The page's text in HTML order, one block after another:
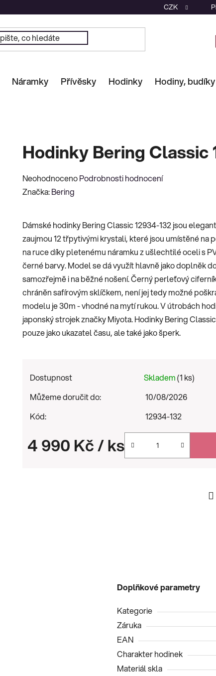
CZK
Náramky Přívěsky Hodinky Hodiny, budíky
Hodinky Bering Classic
Průměrné
hodnocení
0,0
z
5
hvězdiček.
NeohodnocenoPodrobnosti hodnocení
Značka:Bering
Dámské hodinky Bering Classic 12934-132 jsou
zaujmou 12 třpytivými krystali, které jsou umístěné na
na ruce díky pletenému náramku z ušlechtilé oceli s
černé barvy. Model se dá využít hlavně jako doplněk
samozřejmě i na běžné nošení. Černý perleťový
chráněn safírovým sklíčkem, není jej tedy možné
modelu je 30m - vhodné na mytí rukou. V útrobách
japonský strojek značky Miyota. Hodinky Bering
pouze jako ukazatel času, ale také jako šperk.
Dostupnost Skladem(1 ks)
Můžeme doručit do:
10/08/2026
Kód:
12934-132
4 990 Kč/ ks
Doplňkové parametry
Kategorie
Záruka
EAN
Charakter hodinek
Materiál skla